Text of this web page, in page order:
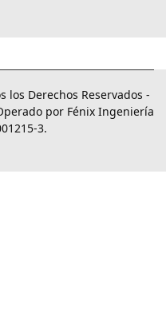
los Derechos Reservados -
por Fénix Ingeniería
3.